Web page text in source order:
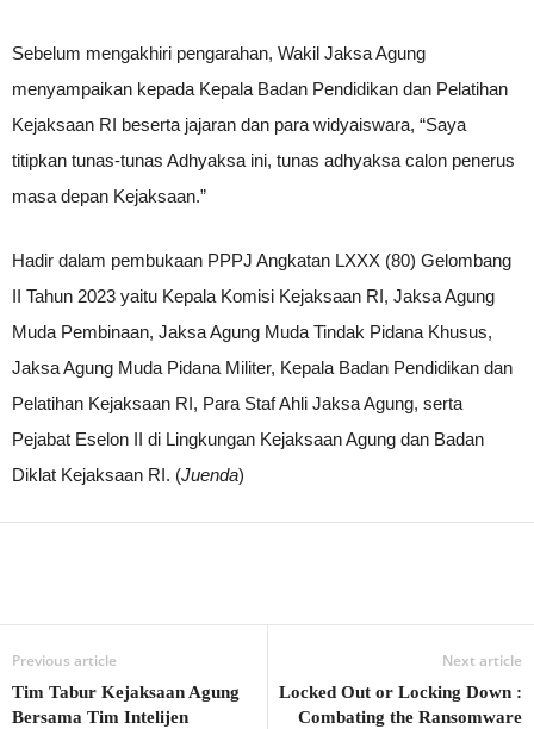
Sebelum mengakhiri pengarahan, Wakil Jaksa Agung
menyampaikan kepada Kepala Badan Pendidikan dan Pelatihan
Kejaksaan RI beserta jajaran dan para widyaiswara, “Saya
titipkan tunas-tunas Adhyaksa ini, tunas adhyaksa calon penerus
masa depan Kejaksaan.”
Hadir dalam pembukaan PPPJ Angkatan LXXX (80) Gelombang
II Tahun 2023 yaitu Kepala Komisi Kejaksaan RI, Jaksa Agung
Muda Pembinaan, Jaksa Agung Muda Tindak Pidana Khusus,
Jaksa Agung Muda Pidana Militer, Kepala Badan Pendidikan dan
Pelatihan Kejaksaan RI, Para Staf Ahli Jaksa Agung, serta
Pejabat Eselon II di Lingkungan Kejaksaan Agung dan Badan
Diklat Kejaksaan RI. (Juenda)
Previous article
Tim Tabur Kejaksaan Agung
Bersama Tim Intelijen
Next article
Locked Out or Locking Down :
Combating the Ransomware